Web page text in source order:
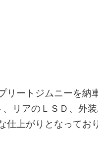
リートジムニーを納
リアのＬＳＤ、外
仕上がりとなってお